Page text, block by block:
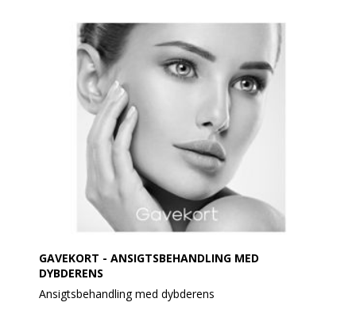
GAVEKORT - ANSIGTSBEHANDLING MED
DYBDERENS
Ansigtsbehandling med dybderens